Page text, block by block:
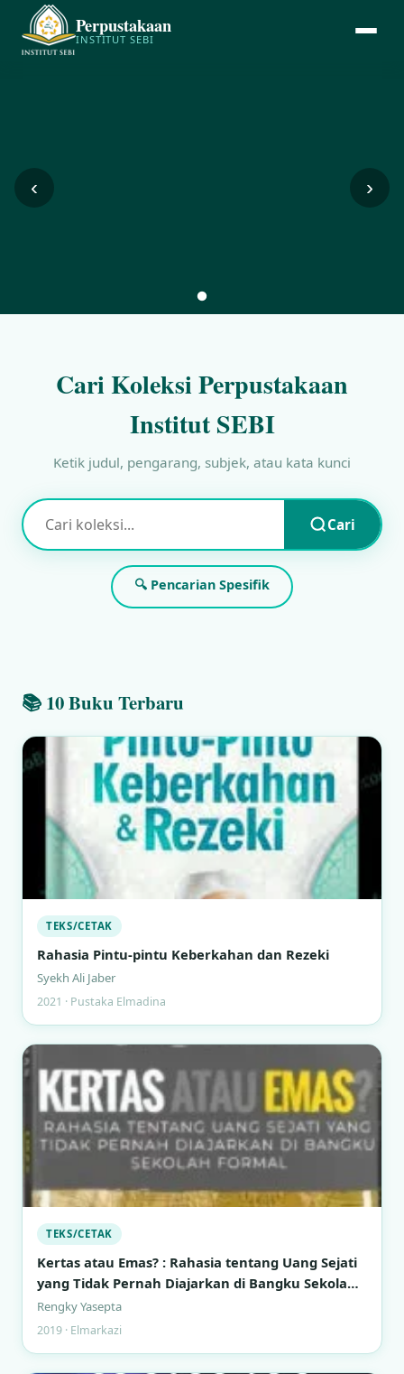
Perpustakaan
INSTITUT SEBI
‹ ›
Cari Koleksi Perpustakaan
Institut SEBI
Ketik judul, pengarang, subjek, atau kata kunci
Cari
🔍 Pencarian Spesifik
📚 10 Buku Terbaru
TEKS/CETAK
Rahasia Pintu-pintu Keberkahan dan Rezeki
Syekh Ali Jaber
2021 · Pustaka Elmadina
TEKS/CETAK
Kertas atau Emas? : Rahasia tentang Uang Sejati
yang Tidak Pernah Diajarkan di Bangku Sekolah
Formal
Rengky Yasepta
2019 · Elmarkazi